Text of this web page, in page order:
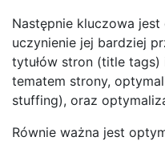
Następnie kluczowa
uczynienie jej bardziej
tytułów stron (title tags)
tematem strony,
stuffing), oraz
Równie ważna jest